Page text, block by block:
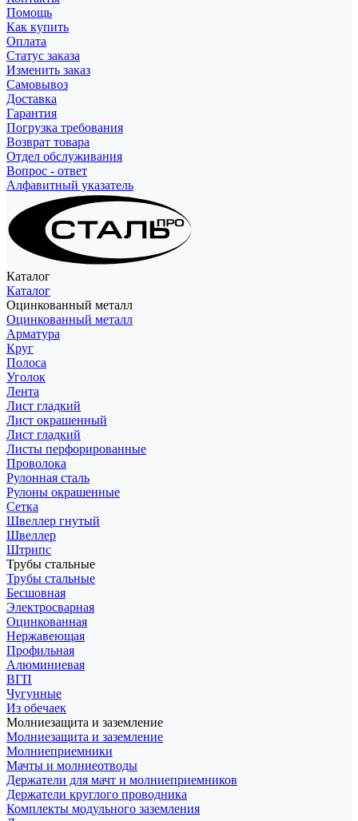
Помощь
Как купить
Оплата
Статус заказа
Изменить заказ
Самовывоз
Доставка
Гарантия
Погрузка требования
Возврат товара
Отдел обслуживания
Вопрос - ответ
Алфавитный указатель
Каталог
Каталог
Оцинкованный металл
Оцинкованный металл
Арматура
Круг
Полоса
Уголок
Лента
Лист гладкий
Лист окрашенный
Лист гладкий
Листы перфорированные
Проволока
Рулонная сталь
Рулоны окрашенные
Сетка
Швеллер гнутый
Швеллер
Штрипс
Трубы стальные
Трубы стальные
Бесшовная
Электросварная
Оцинкованная
Нержавеющая
Профильная
Алюминиевая
ВГП
Чугунные
Из обечаек
Молниезащита и заземление
Молниезащита и заземление
Молниеприемники
Мачты и молниеотводы
Держатели для мачт и молниеприемников
Держатели круглого проводника
Комплекты модульного заземления